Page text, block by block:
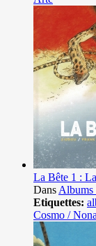
La Bête 1 :
Dans Albums
Etiquettes:
Cosmo /